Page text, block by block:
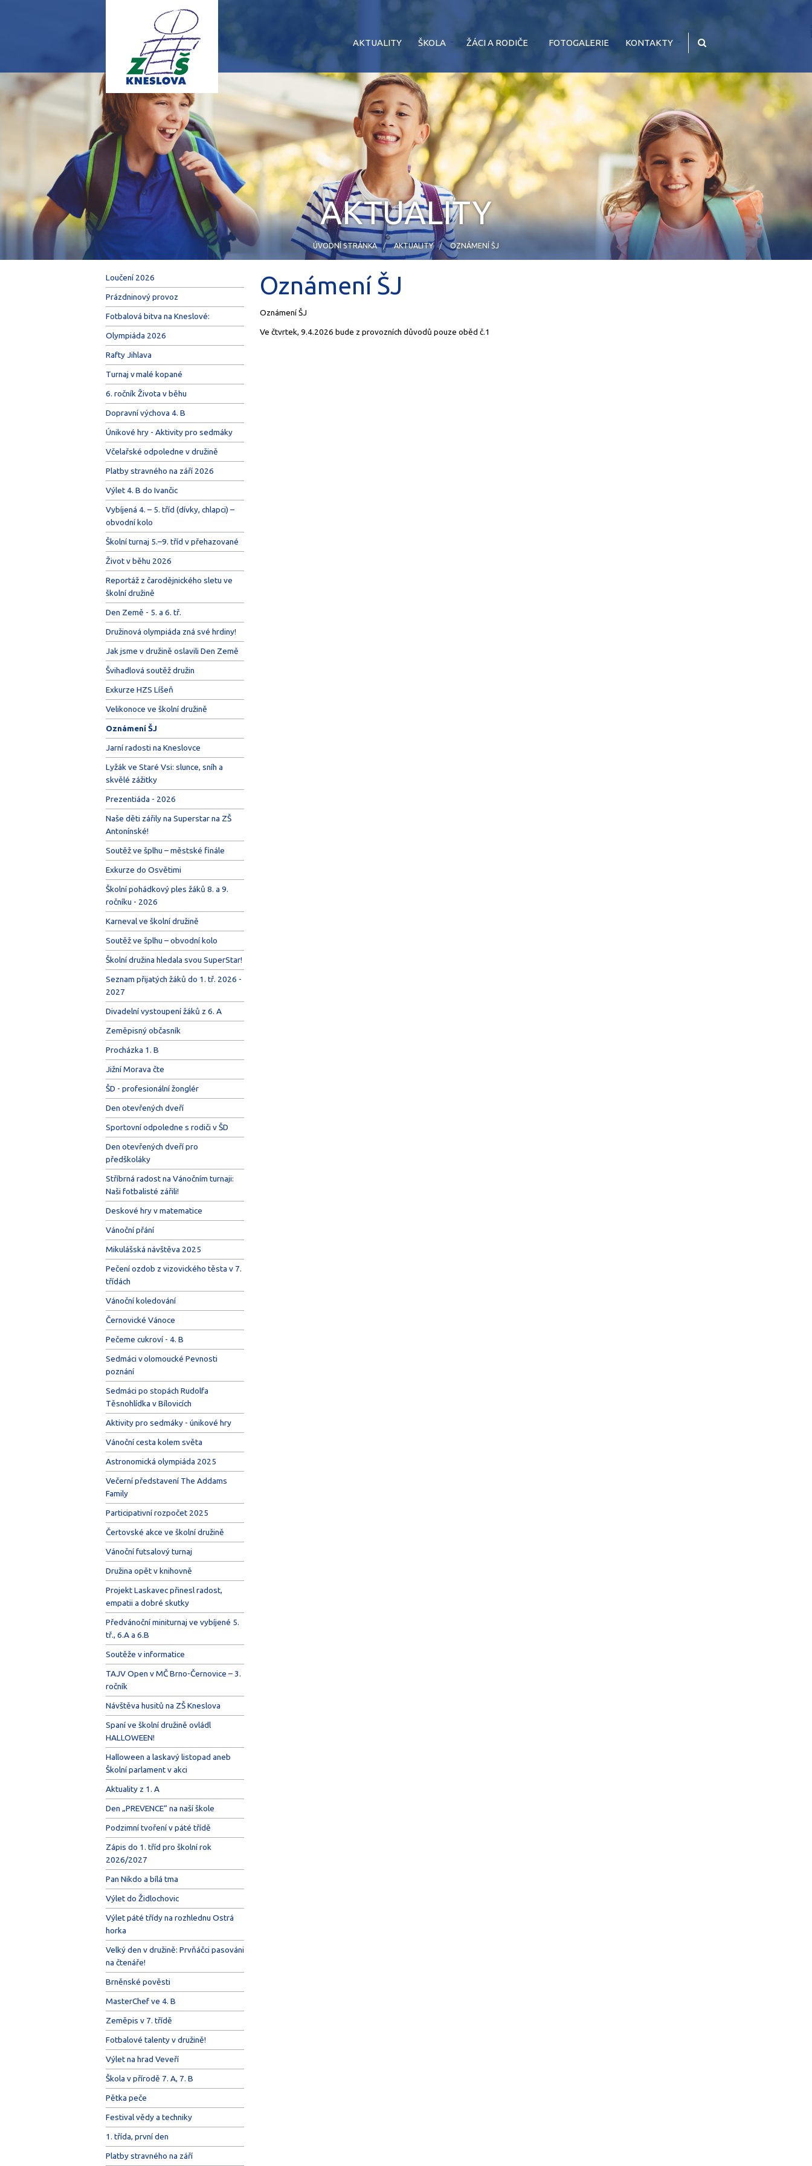
AKTUALITY ŠKOLA ŽÁCI A RODIČE FOTOGALERIE KONTAKTY
AKTUALITY
ÚVODNÍ STRÁNKA AKTUALITY OZNÁMENÍ ŠJ
Loučení 2026
Prázdninový provoz
Fotbalová bitva na Kneslové:
Olympiáda 2026
Rafty Jihlava
Turnaj v malé kopané
6. ročník Života v běhu
Dopravní výchova 4. B
Únikové hry - Aktivity pro sedmáky
Včelařské odpoledne v družině
Platby stravného na září 2026
Výlet 4. B do Ivančic
Vybíjená 4. – 5. tříd (dívky, chlapci) –
obvodní kolo
Školní turnaj 5.–9. tříd v přehazované
Život v běhu 2026
Reportáž z čarodějnického sletu ve
školní družině
Den Země - 5. a 6. tř.
Družinová olympiáda zná své hrdiny!
Jak jsme v družině oslavili Den Země
Švihadlová soutěž družin
Exkurze HZS Líšeň
Velikonoce ve školní družině
Oznámení ŠJ
Jarní radosti na Kneslovce
Lyžák ve Staré Vsi: slunce, sníh a
skvělé zážitky
Prezentiáda - 2026
Naše děti zářily na Superstar na ZŠ
Antonínské!
Soutěž ve šplhu – městské finále
Exkurze do Osvětimi
Školní pohádkový ples žáků 8. a 9.
ročníku - 2026
Karneval ve školní družině
Soutěž ve šplhu – obvodní kolo
Školní družina hledala svou SuperStar!
Seznam přijatých žáků do 1. tř. 2026 -
2027
Divadelní vystoupení žáků z 6. A
Zeměpisný občasník
Procházka 1. B
Jižní Morava čte
ŠD - profesionální žonglér
Den otevřených dveří
Sportovní odpoledne s rodiči v ŠD
Den otevřených dveří pro
předškoláky
Stříbrná radost na Vánočním turnaji:
Naši fotbalisté zářili!
Deskové hry v matematice
Vánoční přání
Mikulášská návštěva 2025
Pečení ozdob z vizovického těsta v 7.
třídách
Vánoční koledování
Černovické Vánoce
Pečeme cukroví - 4. B
Sedmáci v olomoucké Pevnosti
poznání
Sedmáci po stopách Rudolfa
Těsnohlídka v Bílovicích
Aktivity pro sedmáky - únikové hry
Vánoční cesta kolem světa
Astronomická olympiáda 2025
Večerní představení The Addams
Family
Participativní rozpočet 2025
Čertovské akce ve školní družině
Vánoční futsalový turnaj
Družina opět v knihovně
Projekt Laskavec přinesl radost,
empatii a dobré skutky
Předvánoční miniturnaj ve vybíjené 5.
tř., 6.A a 6.B
Soutěže v informatice
TAJV Open v MČ Brno-Černovice – 3.
ročník
Návštěva husitů na ZŠ Kneslova
Spaní ve školní družině ovládl
HALLOWEEN!
Halloween a laskavý listopad aneb
Školní parlament v akci
Aktuality z 1. A
Den „PREVENCE“ na naší škole
Podzimní tvoření v páté třídě
Zápis do 1. tříd pro školní rok
2026/2027
Pan Nikdo a bílá tma
Výlet do Židlochovic
Výlet páté třídy na rozhlednu Ostrá
horka
Velký den v družině: Prvňáčci pasováni
na čtenáře!
Brněnské pověsti
MasterChef ve 4. B
Zeměpis v 7. třídě
Fotbalové talenty v družině!
Výlet na hrad Veveří
Škola v přírodě 7. A, 7. B
Pětka peče
Festival vědy a techniky
1. třída, první den
Platby stravného na září
Oznámení ŠJ
Oznámení ŠJ
Ve čtvrtek, 9.4.2026 bude z provozních důvodů pouze oběd č.1